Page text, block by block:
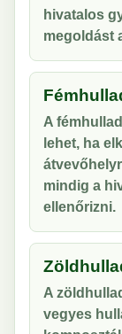
hivatalos
megoldást
A
lehet, ha
mindig a
ellenőrizni.
A
vegyes